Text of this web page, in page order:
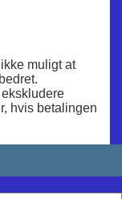
muligt at
hvis betalingen